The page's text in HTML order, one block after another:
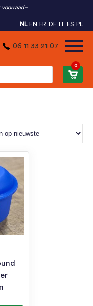
voorraad
NL EN FR DE IT ES PL
06 11 33 21 07
0